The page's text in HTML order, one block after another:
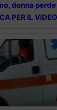
donna
PER IL VIDEO